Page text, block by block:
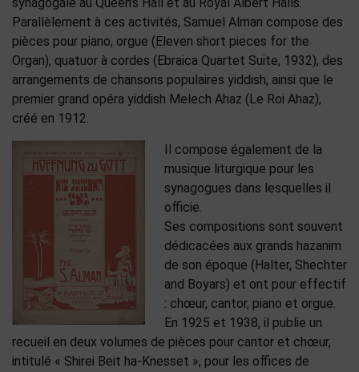
Parallèlement à ces activités, Samuel Alman compose des
pièces pour piano, orgue (Eleven short pieces for the
Organ), quatuor à cordes (Ebraica Quartet Suite, 1932), des
arrangements de chansons populaires yiddish, ainsi que le
premier grand opéra yiddish Melech Ahaz (Le Roi Ahaz),
créé en 1912.
Il compose également de la
musique liturgique pour les
synagogues dans lesquelles il
officie.
Ses compositions sont souvent
dédicacées aux grands hazanim
de son époque (Halter, Shechter
and Boyars) et ont pour effectif
: chœur, cantor, piano et orgue.
En 1925 et 1938, il publie un
recueil en deux volumes de pièces pour cantor et chœur,
intitulé « Shirei Beit ha-Knesset », pour les offices de